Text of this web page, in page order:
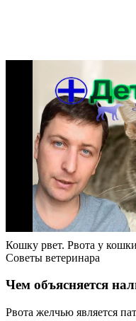
Кошку рвет. Рвота у
Советы ветеринара
Чем объясняется
Рвота желчью является